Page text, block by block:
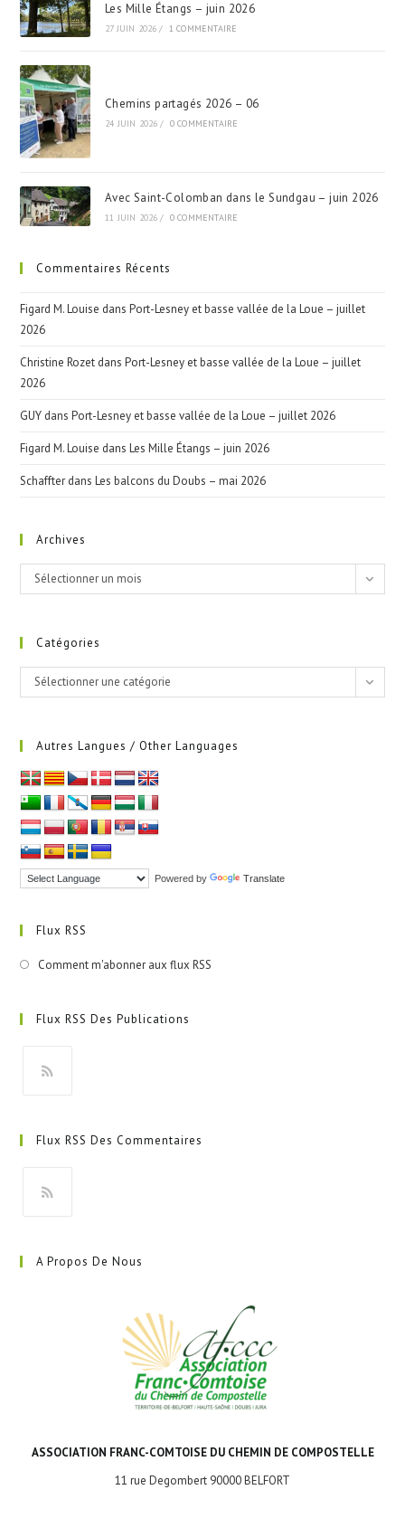
Les Mille Étangs – juin 2026
27 JUIN 2026 / 1 COMMENTAIRE
Chemins partagés 2026 – 06
24 JUIN 2026 / 0 COMMENTAIRE
Avec Saint-Colomban dans le Sundgau – juin 2026
11 JUIN 2026 / 0 COMMENTAIRE
Commentaires Récents
Figard M. Louise dansPort-Lesney et basse vallée de la Loue – juillet
2026
Christine Rozet dansPort-Lesney et basse vallée de la Loue – juillet
2026
GUY dansPort-Lesney et basse vallée de la Loue – juillet 2026
Figard M. Louise dansLes Mille Étangs – juin 2026
Schaffter dansLes balcons du Doubs – mai 2026
Archives
Archives
Sélectionner un mois
Catégories
Catégories
Sélectionner une catégorie
Autres Langues / Other Languages
Powered by Translate
Flux RSS
Comment m'abonner aux flux RSS
Flux RSS Des Publications
un
onglet
Flux RSS Des Commentaires
un
A Propos De Nous
ASSOCIATION FRANC-COMTOISE DU CHEMIN DE COMPOSTELLE
11 rue Degombert 90000 BELFORT